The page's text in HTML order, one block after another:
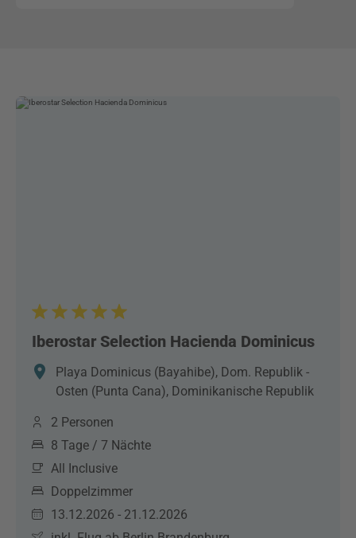
Iberostar Selection Hacienda Dominicus
Playa Dominicus (Bayahibe), Dom. Republik -
Osten (Punta Cana), Dominikanische Republik
2 Personen
8 Tage / 7 Nächte
All Inclusive
Doppelzimmer
13.12.2026 - 21.12.2026